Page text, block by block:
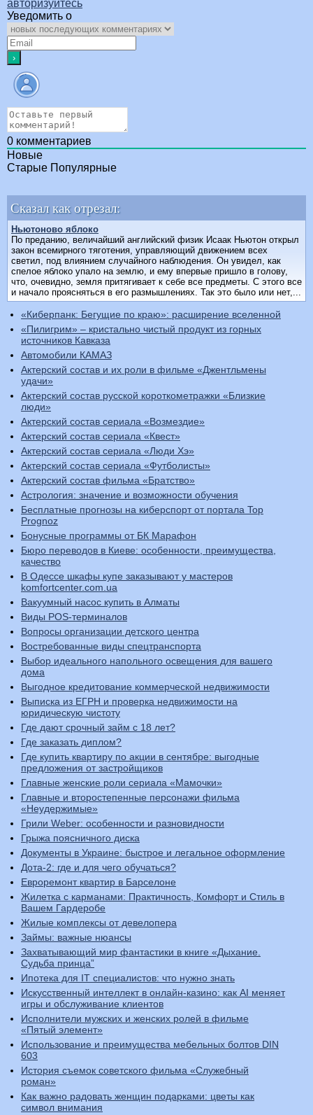
авторизуйтесь
Уведомить о
0 комментариев
Новые
Старые Популярные
Сказал как отрезал:
Ньютоново яблоко
По преданию, величайший английский физик Исаак Ньютон открыл
закон всемирного тяготения, управляющий движением всех
светил, под влиянием случайного наблюдения. Он увидел, как
спелое яблоко упало на землю, и ему впервые пришло в голову,
что, очевидно, земля притягивает к себе все предметы. С этого все
и начало проясняться в его размышлениях. Так это было или нет,...
«Киберпанк: Бегущие по краю»: расширение вселенной
«Пилигрим» – кристально чистый продукт из горных
источников Кавказа
Автомобили КАМАЗ
Актерский состав и их роли в фильме «Джентльмены
удачи»
Актерский состав русской короткометражки «Близкие
люди»
Актерский состав сериала «Возмездие»
Актерский состав сериала «Квест»
Актерский состав сериала «Люди Хэ»
Актерский состав сериала «Футболисты»
Актерский состав фильма «Братство»
Астрология: значение и возможности обучения
Бесплатные прогнозы на киберспорт от портала Top
Prognoz
Бонусные программы от БК Марафон
Бюро переводов в Киеве: особенности, преимущества,
качество
В Одессе шкафы купе заказывают у мастеров
komfortcenter.com.ua
Вакуумный насос купить в Алматы
Виды POS-терминалов
Вопросы организации детского центра
Востребованные виды спецтранспорта
Выбор идеального напольного освещения для вашего
дома
Выгодное кредитование коммерческой недвижимости
Выписка из ЕГРН и проверка недвижимости на
юридическую чистоту
Где дают срочный займ с 18 лет?
Где заказать диплом?
Где купить квартиру по акции в сентябре: выгодные
предложения от застройщиков
Главные женские роли сериала «Мамочки»
Главные и второстепенные персонажи фильма
«Неудержимые»
Грили Weber: особенности и разновидности
Грыжа поясничного диска
Документы в Украине: быстрое и легальное оформление
Дота-2: где и для чего обучаться?
Евроремонт квартир в Барселоне
Жилетка с карманами: Практичность, Комфорт и Стиль в
Вашем Гардеробе
Жилые комплексы от девелопера
Займы: важные нюансы
Захватывающий мир фантастики в книге «Дыхание.
Судьба принца”
Ипотека для IT специалистов: что нужно знать
Искусственный интеллект в онлайн-казино: как AI меняет
игры и обслуживание клиентов
Исполнители мужских и женских ролей в фильме
«Пятый элемент»
Использование и преимущества мебельных болтов DIN
603
История съемок советского фильма «Служебный
роман»
Как важно радовать женщин подарками: цветы как
символ внимания